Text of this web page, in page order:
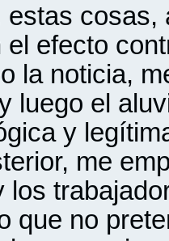
estas cosas,
el efecto
la noticia,
luego el
y
me
los
que no